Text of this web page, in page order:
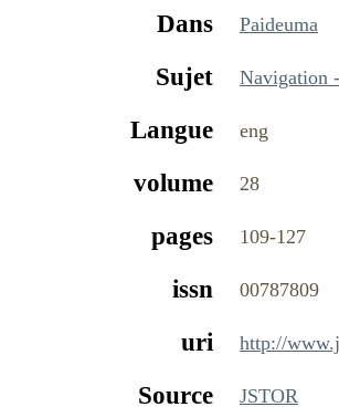
Dans Paideuma
Sujet Navigation
Langue eng
volume 28
pages 109-127
issn 00787809
uri http://
Source JSTOR